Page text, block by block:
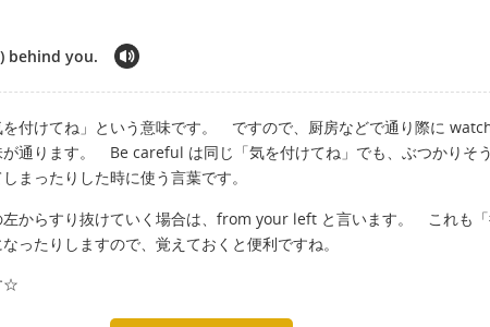
behind you.
付けてね」という意味です。 ですので、厨房などで通り際に
が通ります。 Be careful は同じ「気を付けてね」でも、ぶつかりそ
まったりした時に使う言葉です。
左からすり抜けていく場合は、from your left と言います。 これも「
ったりしますので、覚えておくと便利ですね。
☆